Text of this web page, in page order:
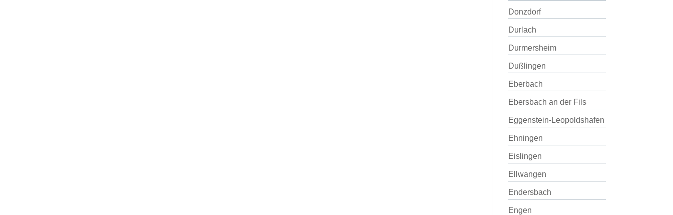
Donzdorf
Durlach
Durmersheim
Dußlingen
Eberbach
Ebersbach an der Fils
Eggenstein-Leopoldshafen
Ehningen
Eislingen
Ellwangen
Endersbach
Engen